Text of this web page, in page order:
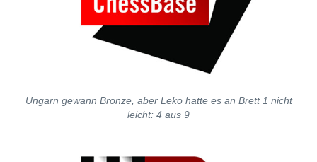
Ungarn gewann Bronze, aber Leko hatte es an Brett 1 nicht
leicht: 4 aus 9